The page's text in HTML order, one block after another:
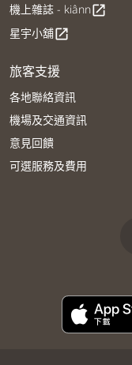
機上雜誌 - kiânnopen_in_new
星宇小舖open_in_new
旅客支援
各地聯絡資訊
機場及交通資訊
意見回饋
可選服務及費用